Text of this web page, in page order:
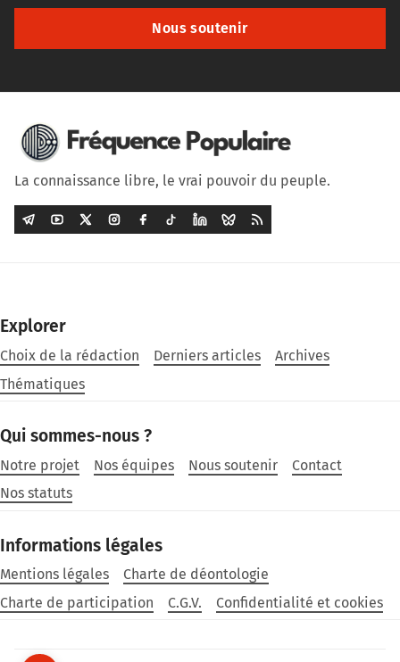
Nous soutenir
La connaissance libre, le vrai pouvoir du peuple.
Explorer
Choix de la rédaction Derniers articles
Archives
Thématiques
Qui sommes-nous ?
Notre projet Nos équipes Nous soutenir
Contact
Nos statuts
Informations légales
Mentions légales
Charte de déontologie
Charte de participation
C.G.V. Confidentialité et cookies